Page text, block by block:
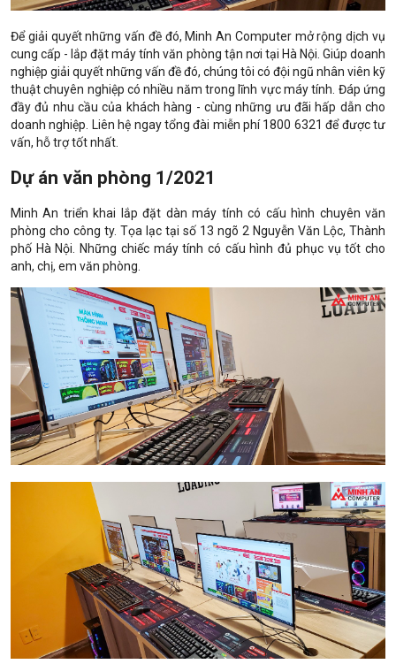
Để giải quyết những vấn đề đó, Minh An Computer mở rộng dịch vụ
cung cấp - lắp đặt máy tính văn phòng tận nơi tại Hà Nội. Giúp doanh
nghiệp giải quyết những vấn đề đó, chúng tôi có đội ngũ nhân viên kỹ
thuật chuyên nghiệp có nhiều năm trong lĩnh vực máy tính. Đáp ứng
đầy đủ nhu cầu của khách hàng - cùng những ưu đãi hấp dẫn cho
doanh nghiệp. Liên hệ ngay tổng đài miễn phí 1800 6321 để được tư
vấn, hỗ trợ tốt nhất.
Dự án văn phòng 1/2021
Minh An triển khai lắp đặt dàn máy tính có cấu hình chuyên văn
phòng cho công ty. Tọa lạc tại số 13 ngõ 2 Nguyễn Văn Lộc, Thành
phố Hà Nội. Những chiếc máy tính có cấu hình đủ phục vụ tốt cho
anh, chị, em văn phòng.